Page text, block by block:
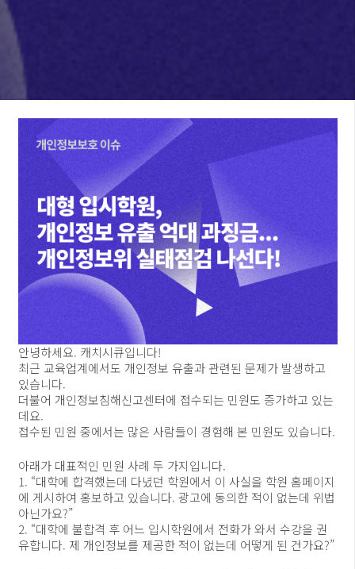
안녕하세요. 캐치시큐입니다!
최근 교육업계에서도 개인정보 유출과 관련된 문제가 발생하고
있습니다.
더불어 개인정보침해신고센터에 접수되는 민원도 증가하고 있는
데요.
접수된 민원 중에서는 많은 사람들이 경험해 본 민원도 있습니다.
아래가 대표적인 민원 사례 두 가지입니다.
1. “대학에 합격했는데 다녔던 학원에서 이 사실을 학원 홈페이지
에 게시하여 홍보하고 있습니다. 광고에 동의한 적이 없는데 위법
아닌가요?”
2. “대학에 불합격 후 어느 입시학원에서 전화가 와서 수강을 권
유합니다. 제 개인정보를 제공한 적이 없는데 어떻게 된 건가요?”